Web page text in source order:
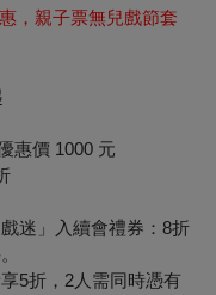
，親子票無兒戲節套
惠價 1000 元
迷」入續會禮券：8折
5折，2人需同時憑有